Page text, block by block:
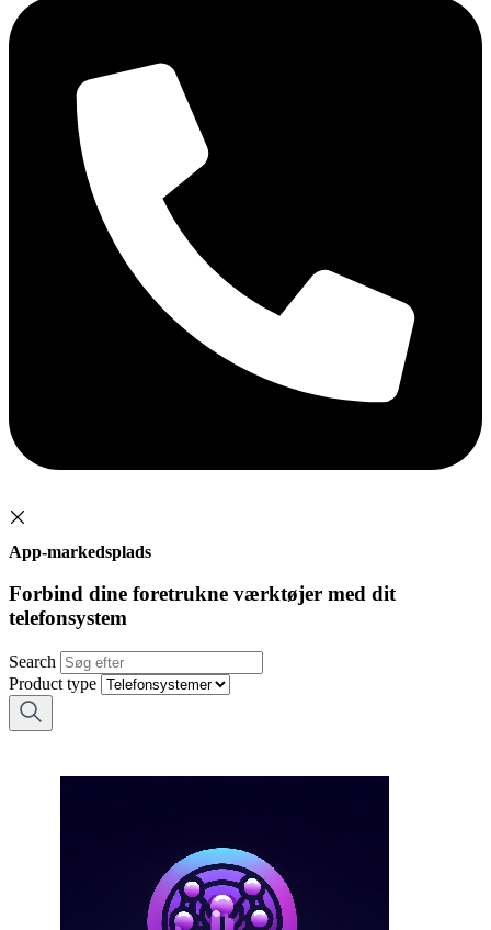
App-markedsplads
Forbind dine foretrukne værktøjer med dit
telefonsystem
Search
Product type